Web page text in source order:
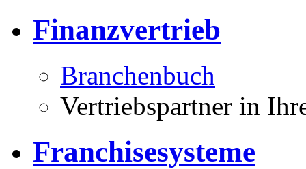
Finanzvertrieb
Branchenbuch
Vertriebspartner in
Franchisesysteme